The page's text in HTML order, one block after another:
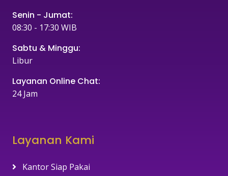
Senin - Jumat:
08:30 - 17:30 WIB
Sabtu & Minggu:
Libur
Layanan Online Chat:
24 Jam
Layanan Kami
Kantor Siap Pakai